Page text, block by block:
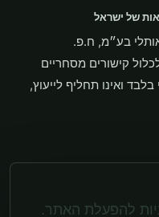
להפעלת האתר.
של ישראל
בע״מ, ח.פ.
לכלול קישורים מסחריים
ואינו תחליף לייעוץ,